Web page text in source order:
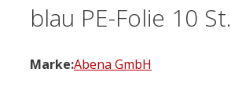
blau PE-Folie 10 St.
Marke:Abena GmbH